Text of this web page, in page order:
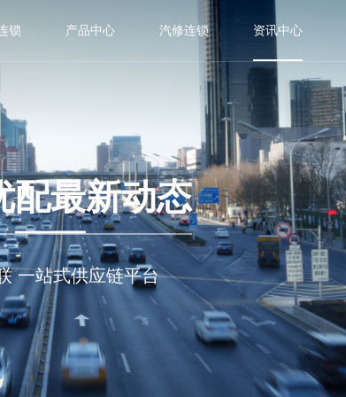
锁 产品中心
路本
舒迈驰
沙漠之鹰
沃朗德
胜视
卡泰克
汽修连锁
关于欧洲维修
汽修加盟
汽车配件
油品城市合伙人
资讯中心
配最新动态
一站式供应链平台